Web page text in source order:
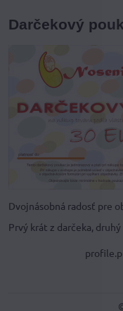
Darčekový
Dvojnásobná radosť pre
Prvý krát z darčeka,